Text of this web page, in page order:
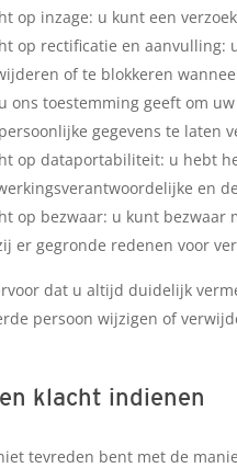
op inzage: u kunt een
op rectificatie en aanvulling:
of te blokkeren
ons toestemming geeft om
gegevens te laten
op dataportabiliteit: u hebt
en
op bezwaar: u kunt bezwaar
er gegronde redenen voor
dat u altijd duidelijk
persoon wijzigen of
klacht indienen
tevreden bent met de